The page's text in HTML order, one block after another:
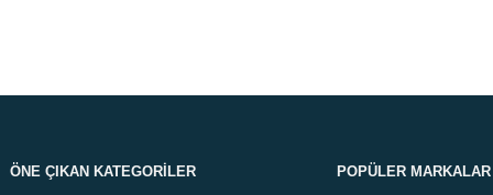
ÖNE ÇIKAN KATEGORILER POPÜLER MARKALAR